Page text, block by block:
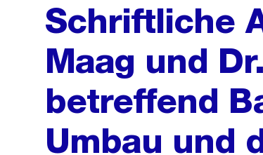
Schriftliche
Maag und
betreffend
Umbau und